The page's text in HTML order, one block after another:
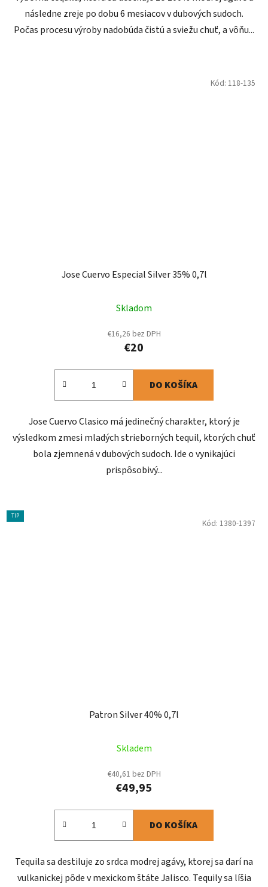
následne zreje po dobu 6 mesiacov v dubových sudoch.
Počas procesu výroby nadobúda čistú a sviežu chuť, a vôňu...
Jose Cuervo Especial Silver 35% 0,7l
Skladom
€16,26 bez DPH
€20
DO KOŠÍKA
Jose Cuervo Clasico má jedinečný charakter, ktorý je
výsledkom zmesi mladých strieborných tequil, ktorých chuť
bola zjemnená v dubových sudoch. Ide o vynikajúci
prispôsobivý...
Kód: 118-135
TIP
Patron Silver 40% 0,7l
Skladem
€40,61 bez DPH
€49,95
DO KOŠÍKA
Tequila sa destiluje zo srdca modrej agávy, ktorej sa darí na
vulkanickej pôde v mexickom štáte Jalisco. Tequily sa líšia
Kód: 1380-1397